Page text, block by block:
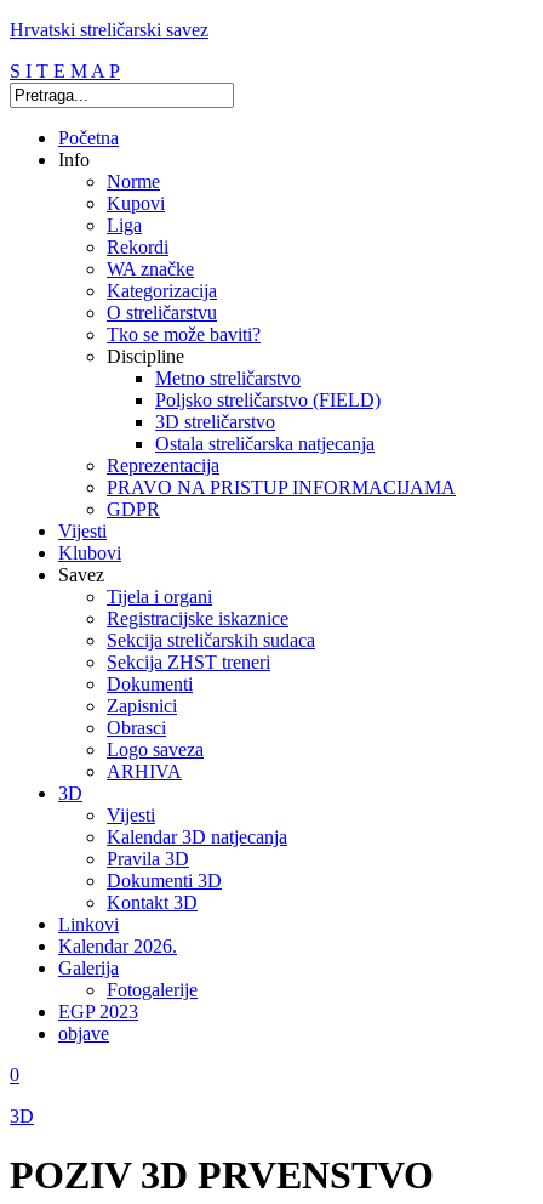
Hrvatski streličarski savez
S I T E M A P
Početna
Info
Norme
Kupovi
Liga
Rekordi
WA značke
Kategorizacija
O streličarstvu
Tko se može baviti?
Discipline
Metno streličarstvo
Poljsko streličarstvo (FIELD)
3D streličarstvo
Ostala streličarska natjecanja
Reprezentacija
PRAVO NA PRISTUP INFORMACIJAMA
GDPR
Vijesti
Klubovi
Savez
Tijela i organi
Registracijske iskaznice
Sekcija streličarskih sudaca
Sekcija ZHST treneri
Dokumenti
Zapisnici
Obrasci
Logo saveza
ARHIVA
3D
Vijesti
Kalendar 3D natjecanja
Pravila 3D
Dokumenti 3D
Kontakt 3D
Linkovi
Kalendar 2026.
Galerija
Fotogalerije
EGP 2023
objave
0
3D
POZIV 3D PRVENSTVO